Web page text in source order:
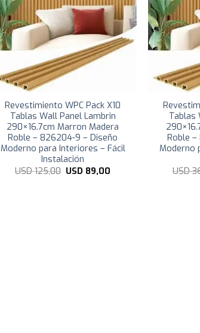
Revestimiento WPC Pack X10
Tablas Wall Panel Lambrin
290×16.7cm Marron Madera
Roble – 826204-9 – Diseño
Moderno para Interiores – Fácil
Instalación
USD125,00 El
USD 89,00
Tablas
Roble
Moderno
USD